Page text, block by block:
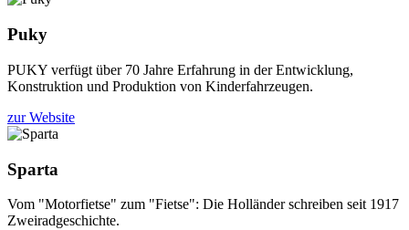
Puky
PUKY verfügt über 70 Jahre Erfahrung in der Entwicklung,
Konstruktion und Produktion von Kinderfahrzeugen.
zur Website
Sparta
Vom "Motorfietse" zum "Fietse": Die Holländer schreiben seit 1917
Zweiradgeschichte.